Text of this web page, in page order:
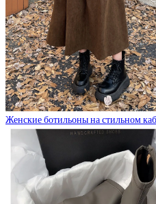
Женские ботильоны на стильном